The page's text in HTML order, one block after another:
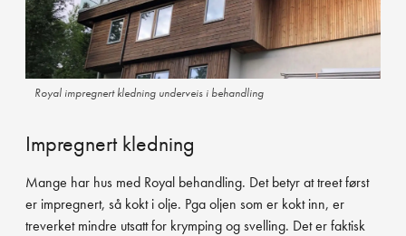
Royal impregnert kledning underveis i behandling
Impregnert kledning
Mange har hus med Royal behandling. Det betyr at treet først
er impregnert, så kokt i olje. Pga oljen som er kokt inn, er
treverket mindre utsatt for krymping og svelling. Det er faktisk